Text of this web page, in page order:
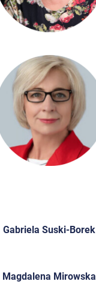
Gabriela Suski-Borek
Magdalena Mirowska